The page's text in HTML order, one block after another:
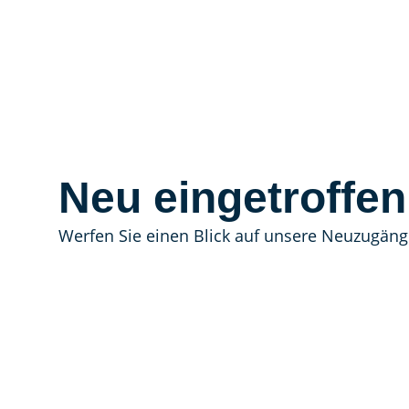
Neu eingetroffen
Werfen Sie einen Blick auf unsere